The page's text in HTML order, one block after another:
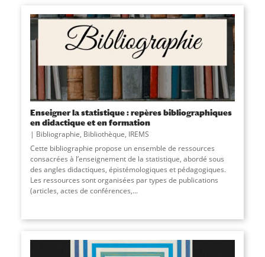
Enseigner la statistique : repères bibliographiques
en didactique et en formation
Bibliographie, Bibliothèque, IREMS
Cette bibliographie propose un ensemble de ressources
consacrées à l’enseignement de la statistique, abordé sous
des angles didactiques, épistémologiques et pédagogiques.
Les ressources sont organisées par types de publications
(articles, actes de conférences,...